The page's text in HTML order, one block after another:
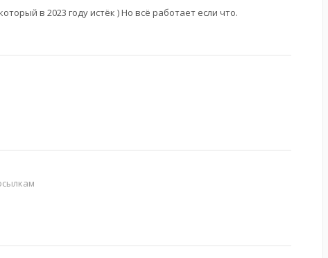
в 2023 году истёк ) Но всё работает если что.